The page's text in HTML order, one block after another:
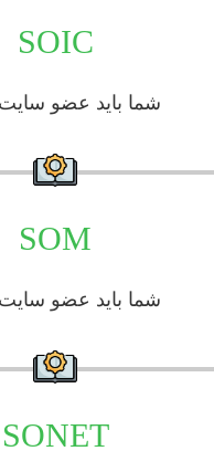
SOIC
شما باید عضو
SOM
شما باید عضو
SONET